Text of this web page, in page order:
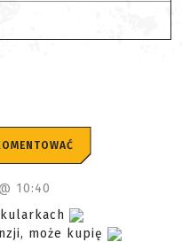
10:40
może kupię